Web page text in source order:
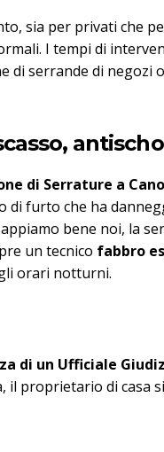
sia per privati che
I tempi di
di serrande di
di Serrature a
furto che ha
bene noi, la
un tecnico fabbro
orari notturni.
di un Ufficiale
proprietario di casa